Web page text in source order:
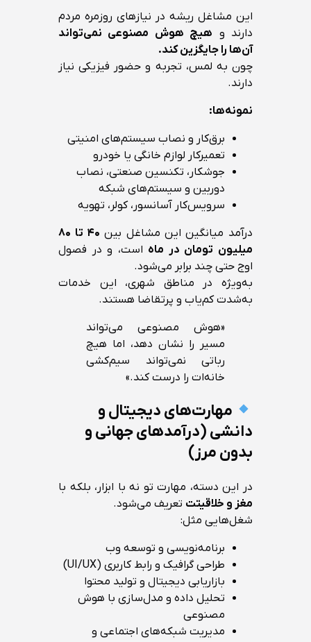
این مشاغل ریشه در نیازهای روزمره مردم
دارند و هیچ هوش مصنوعی نمی‌تواند
آن‌ها را جایگزین کند.
چون به لمس، تجربه و حضور فیزیکی نیاز
دارند.
نمونه‌ها:
برق‌کار و نصاب سیستم‌های امنیتی
تعمیرکار لوازم خانگی یا خودرو
جوشکار، تکنسین صنعتی، نصاب
دوربین و سیستم‌های شبکه
سرویس‌کار آسانسور، کولر، تهویه
درآمد میانگین این مشاغل بین
۴۰ تا ۸۰
میلیون تومان در ماه است، و در فصول
اوج حتی چند برابر می‌شود.
به‌ویژه در مناطق شهری، این خدمات
به‌شدت کم‌یاب و پرتقاضا هستند.
«هوش مصنوعی می‌تواند
مسیر را نشان دهد، اما هیچ
رباتی نمی‌تواند سیم‌کشی
خانه‌ات را درست کند.»
مهارت‌های دیجیتال و
دانشی (درآمدهای جهانی و
بدون مرز)
در این دسته، مهارت تو نه با ابزار، بلکه با
مغز و خلاقیتت تعریف می‌شود.
شغل‌هایی مثل:
برنامه‌نویسی و توسعه وب
طراحی گرافیک و رابط کاربری (UI/UX)
بازاریابی دیجیتال و تولید محتوا
تحلیل داده و مدل‌سازی با هوش
مصنوعی
مدیریت شبکه‌های اجتماعی و